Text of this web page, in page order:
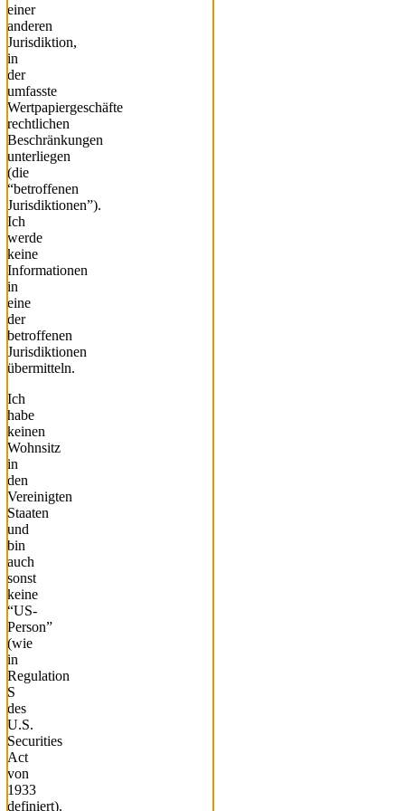
einer
anderen
Jurisdiktion,
in
der
umfasste
Wertpapiergeschäfte
rechtlichen
Beschränkungen
unterliegen
(die
“betroffenen
Jurisdiktionen”).
Ich
werde
keine
Informationen
in
eine
der
betroffenen
Jurisdiktionen
übermitteln.
Ich
habe
keinen
Wohnsitz
in
den
Vereinigten
Staaten
und
bin
auch
sonst
keine
“US-
Person”
(wie
in
Regulation
S
des
U.S.
Securities
Act
von
1933
definiert).